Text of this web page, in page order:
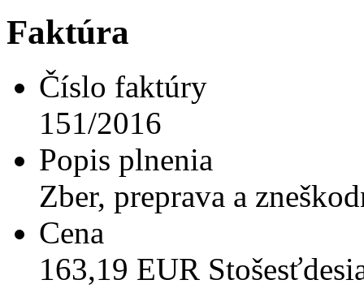
Faktúra
Číslo faktúry
151/2016
Popis plnenia
Zber, preprava a
Cena
163,19 EUR